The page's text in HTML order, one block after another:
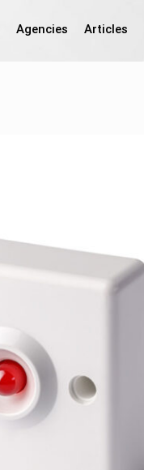
Agencies Articles